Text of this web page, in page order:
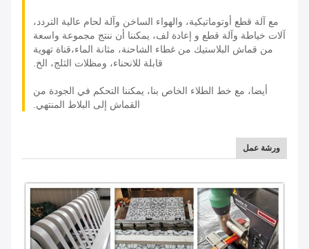
مع آلة قطع أوتوماتيكية، والهواء الساخن وآلة لحام عالية التردد،
آلات خياطة وآلة قطع و إعادة لف، يمكننا أن ننتج مجموعة واسعة
من قماش البلاستيك من غطاء الشاحنة، مثانة الماء،قناة تهوية
قابلة للانحناء، ومظلات الثلج، الخ.
أيضا، مع خط الطلاء الخاص بنا، يمكننا التحكم في الجودة من
القماش إلى البلاط المنتهي.
ورشة عمل